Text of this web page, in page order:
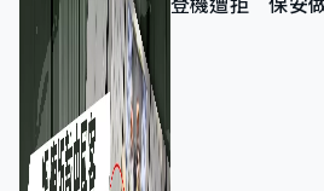
登機遭拒 保安